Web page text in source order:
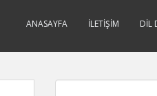
ANASAYFA İLETIŞIM DIL